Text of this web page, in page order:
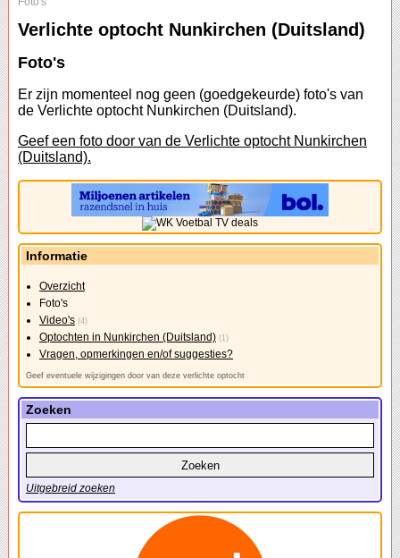
Verlichte optocht Nunkirchen (Duitsland)
Foto's
Er zijn momenteel nog geen (goedgekeurde) foto's van
de Verlichte optocht Nunkirchen (Duitsland).
Geef een foto door van de Verlichte optocht Nunkirchen
(Duitsland).
Informatie
Overzicht
Foto's
Video's (4)
Optochten in Nunkirchen (Duitsland) (1)
Vragen, opmerkingen en/of suggesties?
Geef eventuele wijzigingen door van deze verlichte optocht
Zoeken
Uitgebreid zoeken